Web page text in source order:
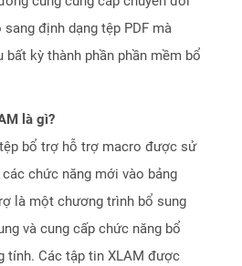
định dạng tệp PDF mà
bất kỳ thành phần phần mềm bổ
là gì?
bổ trợ hỗ trợ macro được sử
chức năng mới vào bảng
là một chương trình bổ sung
và cung cấp chức năng bổ
tính. Các tập tin XLAM được